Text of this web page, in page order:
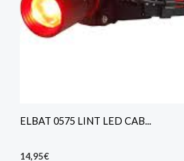
ELBAT 0575 LINT LED CAB...
14,95€